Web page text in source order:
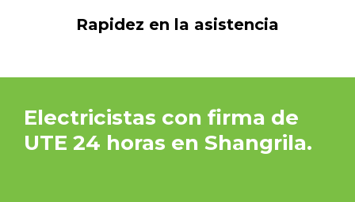
Rapidez en la asistencia
Electricistas con firma de
UTE 24 horas en Shangrila.